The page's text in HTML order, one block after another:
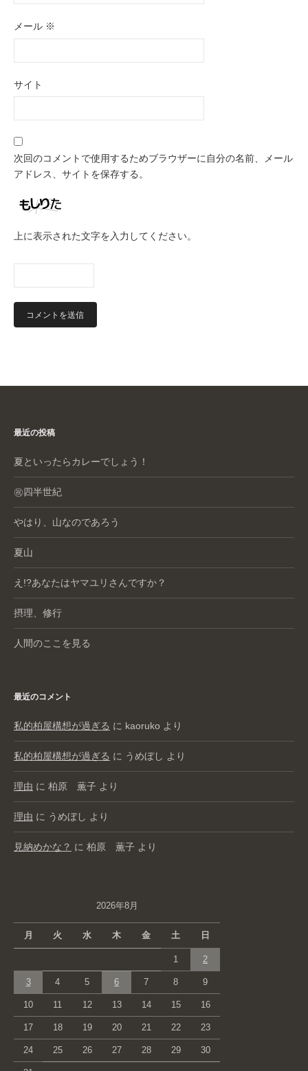
メール ※
サイト
次回のコメントで使用するためブラウザーに自分の名前、メール
アドレス、サイトを保存する。
上に表示された文字を入力してください。
最近の投稿
夏といったらカレーでしょう！
㊗️四半世紀
やはり、山なのであろう
夏山
え!?あなたはヤマユリさんですか？
摂理、修行
人間のここを見る
最近のコメント
私的柏屋構想が過ぎる に kaoruko より
私的柏屋構想が過ぎる に うめぼし より
理由 に 柏原 薫子 より
理由 に うめぼし より
見納めかな？ に 柏原 薫子 より
2026年8月
月 火 水 木 金 土 日
1 2
3 4 5 6 7 8 9
10 11 12 13 14 15 16
17 18 19 20 21 22 23
24 25 26 27 28 29 30